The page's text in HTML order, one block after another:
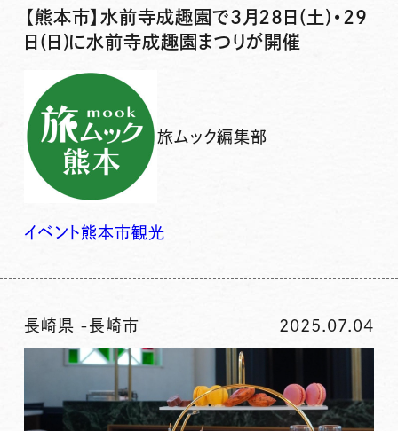
【熊本市】水前寺成趣園で3月28日(土)・29
日(日)に水前寺成趣園まつりが開催
旅ムック編集部
イベント熊本市観光
長崎県 -長崎市 2025.07.04